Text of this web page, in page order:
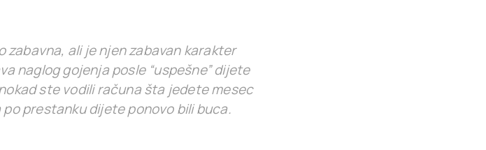
zabavna, ali je njen zabavan karakter
naglog gojenja posle “uspešne” dijete
ste vodili računa šta jedete mesec
po prestanku dijete ponovo bili buca.